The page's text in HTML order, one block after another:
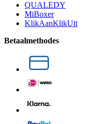
QUALEDY
MiBoxer
KlikAanKlikUit
Betaalmethodes